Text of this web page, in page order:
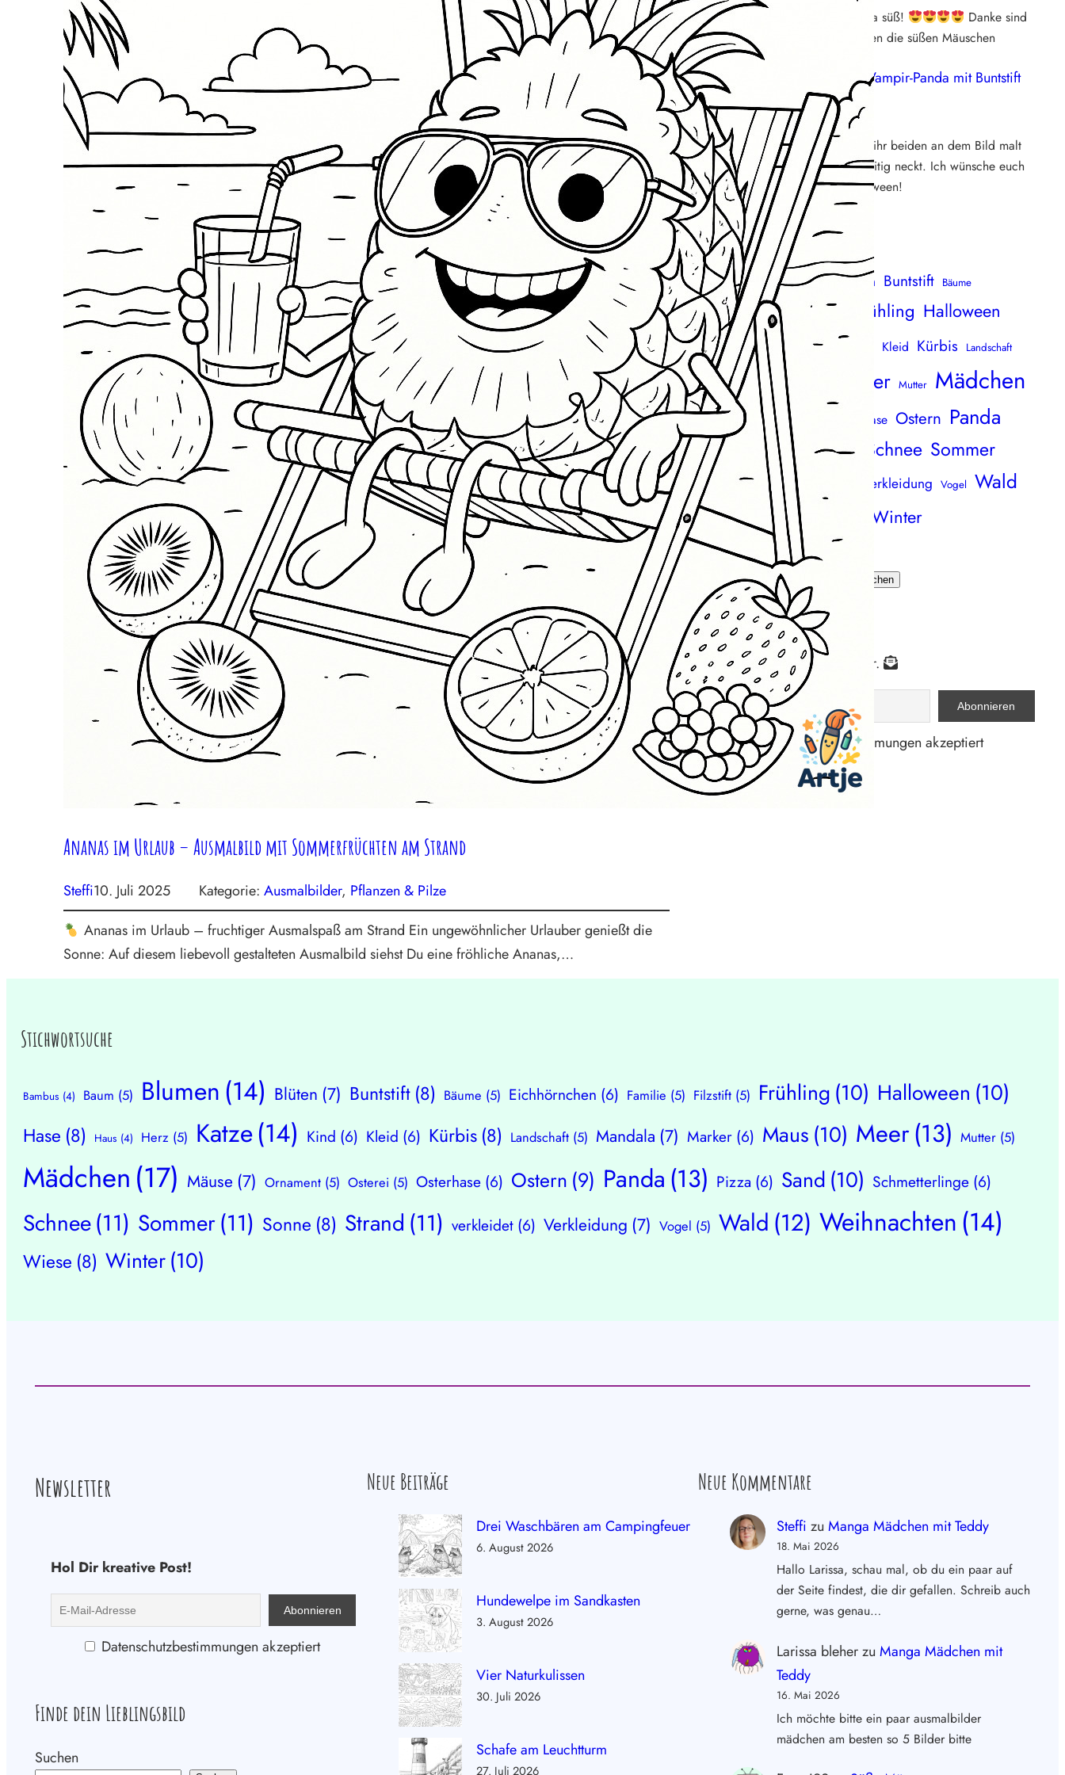
Ananas im Urlaub – Ausmalbild mit Sommerfrüchten am Strand
Steffi10. Juli 2025 Kategorie: Ausmalbilder, Pflanzen & Pilze
Ananas im Urlaub – fruchtiger Ausmalspaß am Strand Ein ungewöhnlicher Urlauber genießt die
Sonne: Auf diesem liebevoll gestalteten Ausmalbild siehst Du eine fröhliche Ananas,…
Aaaaaw die sind ja süß!
Danke sind
direkt runtergeladen die süßen Mäuschen
Video: Vampir-Panda mit Buntstift
ausmalen
29. Oktober 2025
Wirklich süß, wie ihr beiden an dem Bild malt
und euch gegenseitig neckt. Ich wünsche euch
ein schönes Halloween!
Suchen & finden
Bambus Baum Blumen Blüten Buntstift Bäume
Eichhörnchen Familie Frühling Halloween
Hase Haus Herz Katze Kleid Kürbis Landschaft
Mandala Marker Meer Mutter Mädchen
Mäuse Ornament Osterhase Ostern Panda
Pizza Sand Schmetterlinge Schnee Sommer
Sonne Strand Verkleidung Vogel Wald
Weihnachten Winter
Suchen
Suchen
Nichts mehr verpassen
Abonniere unseren Newsletter.
Datenschutzbestimmungen akzeptiert
Stichwortsuche
Bambus (4) Baum (5) Blumen(14) Blüten (7) Buntstift (8) Bäume (5) Eichhörnchen (6) Familie (5) Filzstift (5) Frühling (10) Halloween (10)
Hase (8) Haus (4) Herz (5) Katze(14) Kind (6) Kleid (6) Kürbis (8) Landschaft (5) Mandala (7) Marker (6) Maus (10) Meer(13) Mutter (5)
Mädchen (17) Mäuse (7) Ornament (5) Osterei (5) Osterhase (6) Ostern (9) Panda (13) Pizza (6) Sand (10) Schmetterlinge (6)
Schnee(11) Sommer(11) Sonne (8) Strand (11) verkleidet (6) Verkleidung (7) Vogel (5) Wald (12) Weihnachten(14)
Wiese (8) Winter(10)
Newsletter
Hol Dir kreative Post!
Datenschutzbestimmungen akzeptiert
Finde dein Lieblingsbild
Suchen
Neue Beiträge
Drei Waschbären am Campingfeuer
6. August 2026
Hundewelpe im Sandkasten
3. August 2026
Vier Naturkulissen
30. Juli 2026
Schafe am Leuchtturm
27. Juli 2026
Neue Kommentare
Steffi zu Manga Mädchen mit Teddy
18. Mai 2026
Hallo Larissa, schau mal, ob du ein paar auf
der Seite findest, die dir gefallen. Schreib auch
gerne, was genau…
Larissa bleherzu Manga Mädchen mit
Teddy
16. Mai 2026
Ich möchte bitte ein paar ausmalbilder
mädchen am besten so 5 Bilder bitte